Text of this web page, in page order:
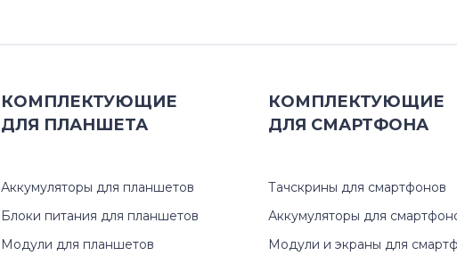
КОМПЛЕКТУЮЩИЕ
ДЛЯ ПЛАНШЕТА
Аккумуляторы для планшетов
Блоки питания для планшетов
Модули для планшетов
КОМПЛЕКТУЮЩИЕ
ДЛЯ СМАРТФОНА
Тачскрины для смартфонов
Аккумуляторы для
Модули и экраны для